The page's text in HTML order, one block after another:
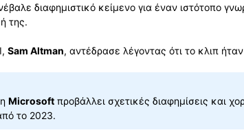
διαφημιστικό κείμενο για έναν ιστότοπο
της.
Sam Altman, αντέδρασε λέγοντας ότι το κλιπ
Microsoft προβάλλει σχετικές διαφημίσεις και
το 2023.